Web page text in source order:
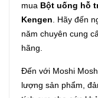
mua Bột uống hỗ
Kengen . Hãy đến
năm chuyên cung
hãng.
Đến với Moshi
lượng sản phẩm,